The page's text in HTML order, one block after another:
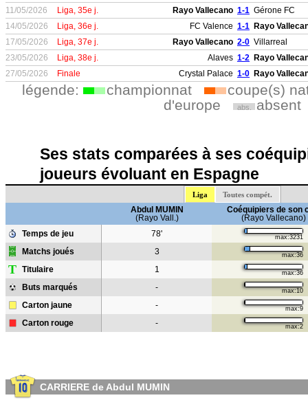
11/05/2026
Liga, 35e j. Rayo Vallecano 1-1 Gérone FC
14/05/2026
Liga, 36e j. FC Valence 1-1 Rayo
17/05/2026
Liga, 37e j. Rayo Vallecano 2-0 Villarreal
23/05/2026
Liga, 38e j. Alaves 1-2 Rayo
27/05/2026
Finale Crystal Palace 1-0 Rayo
légende: championnat
coupe(s)
d'europe
abs. absent
Ses stats comparées à ses
joueurs évoluant en Espagne
Liga Toutes compét.
Abdul MUMIN
(Rayo Vall.)
Coéquipiers de son
(Rayo Vallecano)
Temps de jeu
78' max:3231
Matchs joués 3 max:36
T Titulaire 1 max:36
Buts marqués - max:10
Carton jaune - max:9
Carton rouge - max:2
CARRIERE de Abdul MUMIN